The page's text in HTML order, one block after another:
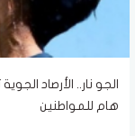
الجو نار.. الأرصاد
هام للمواطنين